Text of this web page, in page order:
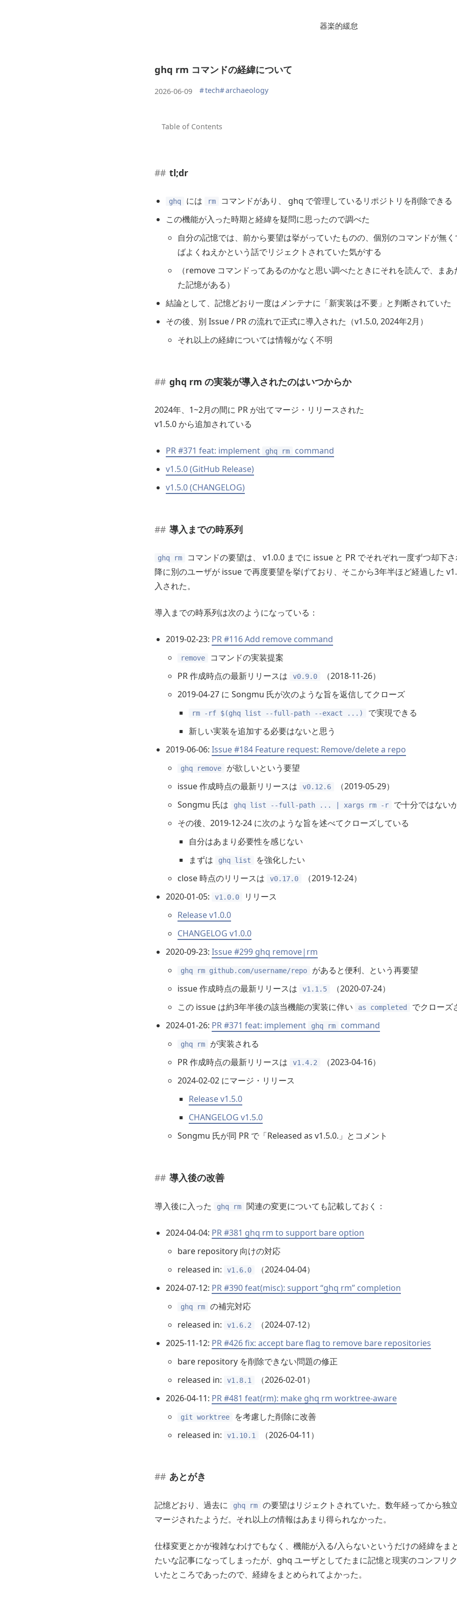
器楽的緩怠
ghq rm コマンドの経緯について
2026-06-09 #tech#archaeology
tl;dr
ghq には rm
コマンドがあり、 ghq で管理しているリポジトリを削除できる
この機能が入った時期と経緯を疑問に思ったので調べた
自分の記憶では、前から要望は挙がっていたものの、個別のコマンドが無
ばよくねえかという話でリジェクトされていた気がする
（remove コマンドってあるのかなと思い調べたときにそれを読んで、ま
た記憶がある）
結論として、記憶どおり一度はメンテナに「新実装は不要」と判断されていた
その後、別 Issue / PR の流れで正式に導入された（v1.5.0, 2024年2月）
それ以上の経緯については情報がなく不明
ghq rm の実装が導入されたのはいつからか
2024年、1~2月の間に PR が出てマージ・リリースされた
v1.5.0 から追加されている
PR #371 feat: implement ghq rm
command
v1.5.0 (GitHub Release)
v1.5.0 (CHANGELOG)
導入までの時系列
ghq rm
コマンドの要望は、 v1.0.0 までに issue と PR でそれぞれ一度ずつ却下
降に別のユーザが issue で再度要望を挙げており、そこから3年半ほど経過した
入された。
導入までの時系列は次のようになっている：
2019-02-23: PR #116 Add remove command
remove
コマンドの実装提案
PR 作成時点の最新リリースは
v0.9.0
（2018-11-26）
2019-04-27 に Songmu 氏が次のような旨を返信してクローズ
rm -rf $(ghq list --full-path --exact ...)
で実現できる
新しい実装を追加する必要はないと思う
2019-06-06:Issue #184 Feature request: Remove/delete a repo
ghq remove
が欲しいという要望
issue 作成時点の最新リリースは
v0.12.6
（2019-05-29）
Songmu 氏は
ghq list --full-path ... | xargs rm -r
で十分ではない
その後、2019-12-24 に次のような旨を述べてクローズしている
自分はあまり必要性を感じない
まずは
ghq list
を強化したい
close 時点のリリースは
v0.17.0
（2019-12-24）
2020-01-05:
v1.0.0
リリース
Release v1.0.0
CHANGELOG v1.0.0
2020-09-23:Issue #299 ghq remove|rm
ghq rm github.com/username/repo
があると便利、という再要望
issue 作成時点の最新リリースは
v1.1.5
（2020-07-24）
この issue は約3年半後の該当機能の実装に伴い
as completed
でクローズ
2024-01-26: PR #371 feat: implement ghq rm command
ghq rm
が実装される
PR 作成時点の最新リリースは
v1.4.2
（2023-04-16）
2024-02-02 にマージ・リリース
Release v1.5.0
CHANGELOG v1.5.0
Songmu 氏が同 PR で「Released as v1.5.0.」とコメント
導入後の改善
導入後に入った ghq rm 関連の変更についても記載しておく：
2024-04-04: PR #381 ghq rm to support bare option
bare repository 向けの対応
released in:
v1.6.0
（2024-04-04）
2024-07-12: PR #390 feat(misc): support “ghq rm” completion
ghq rm
の補完対応
released in:
v1.6.2
（2024-07-12）
2025-11-12: PR #426 fix: accept bare flag to remove bare repositories
bare repository を削除できない問題の修正
released in:
v1.8.1
（2026-02-01）
2026-04-11: PR #481 feat(rm): make ghq rm worktree-aware
git worktree
を考慮した削除に改善
released in:
v1.10.1 （2026-04-11）
あとがき
記憶どおり、過去に ghq rm
の要望はリジェクトされていた。数年経ってから独
マージされたようだ。それ以上の情報はあまり得られなかった。
仕様変更とかが複雑なわけでもなく、機能が入る/入らないというだけの経緯をま
たいな記事になってしまったが、ghq ユーザとしてたまに記憶と現実のコンフリ
いたところであったので、経緯をまとめられてよかった。